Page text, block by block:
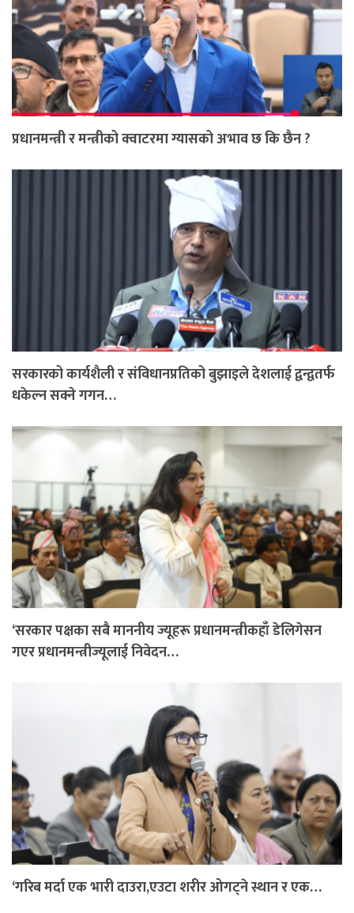
प्रधानमन्त्री र मन्त्रीको क्वाटरमा ग्यासको अभाव छ कि छैन ?
सरकारको कार्यशैली र संविधानप्रतिको बुझाइले देशलाई द्वन्द्वतर्फ
धकेल्न सक्ने गगन…
‘सरकार पक्षका सबै माननीय ज्यूहरू प्रधानमन्त्रीकहाँ डेलिगेसन
गएर प्रधानमन्त्रीज्यूलाई निवेदन…
‘गरिब मर्दा एक भारी दाउरा,एउटा शरीर ओगट्ने स्थान र एक…